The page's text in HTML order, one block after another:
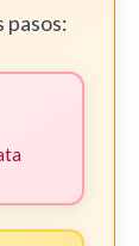
pasos: